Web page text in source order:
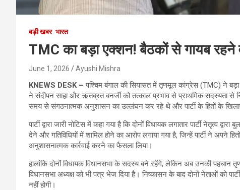
बड़ी खबर भारत
TMC का बड़ा एक्शन! बैठकों से गायब रहने
June 1, 2026 Ayushi Mishra
KNEWS DESK – पश्चिम बंगाल की सियासत में तृणमूल कांग्रेस (TMC) ने बड़ा
ने संदीपन साहा और ऋतब्रत बनर्जी को तत्काल प्रभाव से प्राथमिक सदस्यता से
समय से संगठनात्मक अनुशासन का उल्लंघन कर रहे थे और पार्टी के हितों के
पार्टी द्वारा जारी नोटिस में कहा गया है कि दोनों विधायक लगातार पार्टी नेतृत्व
देने और गतिविधियों में शामिल होने का आरोप लगाया गया है, जिन्हें पार्टी ने अपने
अनुशासनात्मक कार्रवाई करने का फैसला लिया।
हालांकि दोनों विधायक विधानसभा के सदस्य बने रहेंगे, लेकिन अब उनकी पहचान
विधानसभा अध्यक्ष को भी पत्र भेज दिया है। निष्कासन के बाद दोनों नेताओं को
नहीं होगी।